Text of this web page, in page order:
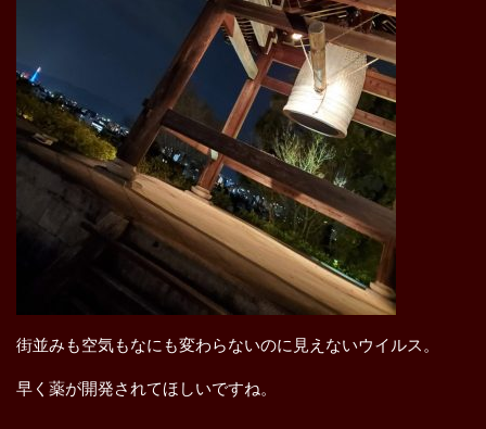
街並みも空気もなにも変わらないのに見えないウイルス。
早く薬が開発されてほしいですね。